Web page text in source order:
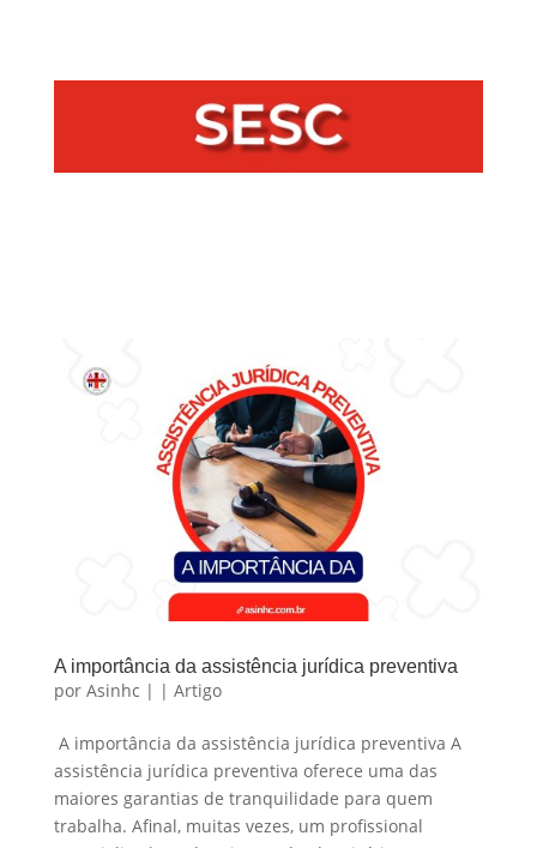
A importância da assistência jurídica preventiva
por Asinhc | | Artigo
A importância da assistência jurídica preventiva A
assistência jurídica preventiva oferece uma das
maiores garantias de tranquilidade para quem
trabalha. Afinal, muitas vezes, um profissional